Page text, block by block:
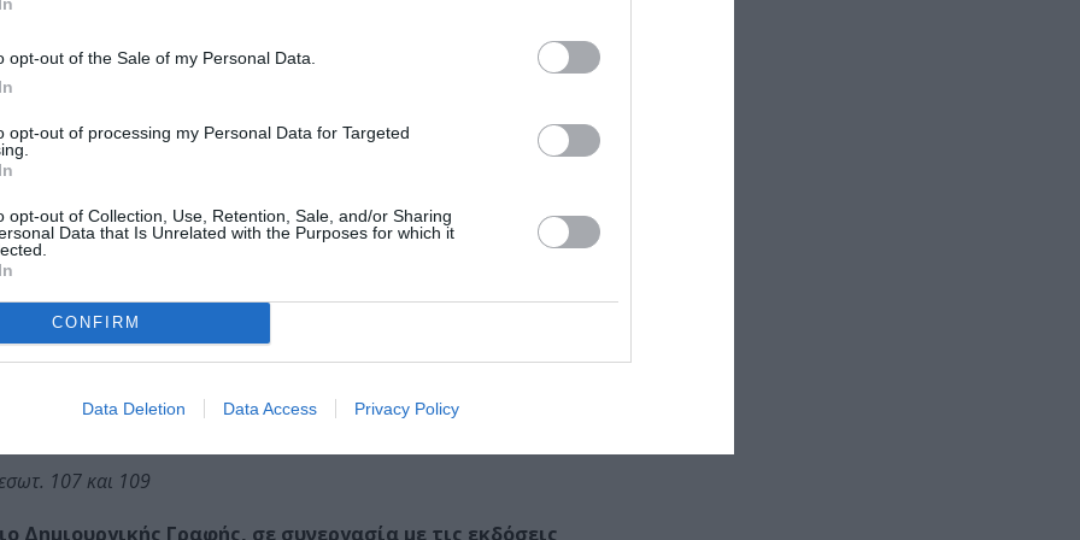
opt-out of the Sale of my Personal Data.
opt-out of processing my Personal Data for Targeted
opt-out of Collection, Use, Retention, Sale, and/or Sharing
Data that Is Unrelated with the Purposes for which it
CONFIRM
Data Deletion Data Access Privacy Policy
και στου Ψυρρή.
γειτονιές της Αθήνας μας. Κάθε γωνιά και μια ιστορία, κάθε
και στην λογοτεχνία με τον στιχουργό Άρη Δαβαράκη και τον π.
Εκκλησία
τα οποία με την καθοδήγηση επιμελητριών του Μουσείου θα
107 και 109
Γραφής, σε συνεργασία με τις εκδόσεις